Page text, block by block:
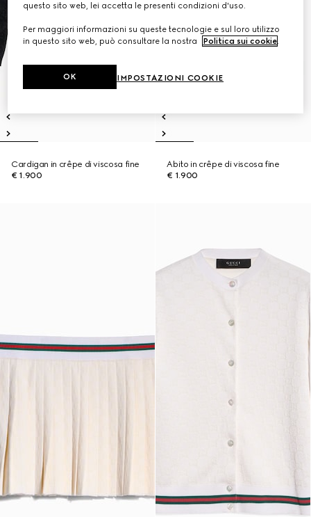
Cardigan in crêpe di viscosa fine
€ 1.900
Abito in crêpe di viscosa fine
€ 1.900
questo sito web, lei accetta le presenti condizioni d'uso.
Per maggiori informazioni su queste tecnologie e sul loro utilizzo
in questo sito web, può consultare la nostra
Politica sui cookie.
IMPOSTAZIONI COOKIE
OK